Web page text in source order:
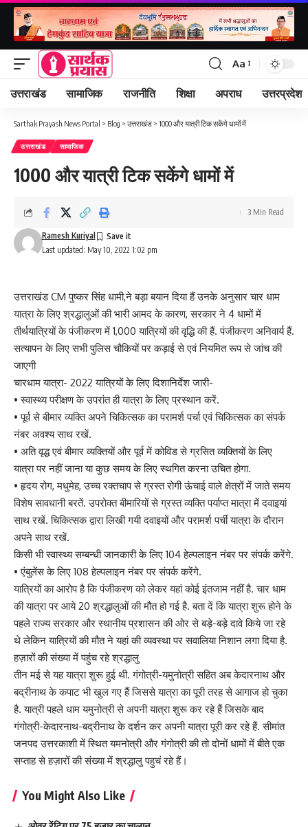
Font
Resizer
Aa
उत्तराखंड सामाजिक राजनीति शिक्षा अपराध उत्तरप्रदेश
Sarthak Prayash News Portal > Blog > उत्तराखंड > 1000 और यात्री टिक सकेंगे धामों में
उत्तराखंड सामाजिक
1000 और यात्री टिक सकेंगे धामों में
Last updated: May 10, 2022 1:02 pm
Ramesh Kuriyal
3 Min Read
उत्तराखंड CM पुष्कर सिंह धामी,ने बड़ा बयान दिया हैं उनके अनुसार चार धाम
यात्रा के लिए श्रद्धालुओं की भारी आमद के कारण, सरकार ने 4 धामों में
तीर्थयात्रियों के पंजीकरण में 1,000 यात्रियों की वृद्धि की हैं. पंजीकरण अनिवार्य हैं.
सत्यापन के लिए सभी पुलिस चौकियों पर कड़ाई से एवं नियमित रूप से जांच की
जाएगी
चारधाम यात्रा- 2022 यात्रियों के लिए दिशानिर्देश जारी-
• स्वास्थ्य परीक्षण के उपरांत ही यात्रा के लिए प्रस्थान करें.
• पूर्व से बीमार व्यक्ति अपने चिकित्सक का परामर्श पर्चा एवं चिकित्सक का संपर्क
नंबर अवश्य साथ रखें.
• अति वृद्ध एवं बीमार व्यक्तियों और पूर्व में कोविड से ग्रसित व्यक्तियों के लिए
यात्रा पर नहीं जाना या कुछ समय के लिए स्थगित करना उचित होगा.
• हृदय रोग, मधुमेह, उच्च रक्तचाप से ग्रस्त रोगी ऊंचाई वाले क्षेत्रों में जाते समय
विशेष सावधानी बरतें. उपरोक्त बीमारियों से ग्रस्त व्यक्ति पर्याप्त मात्रा में दवाइयां
साथ रखें. चिकित्सक द्वारा लिखी गयी दवाइयों और परामर्श पर्ची यात्रा के दौरान
अपने साथ रखें.
किसी भी स्वास्थ्य सम्बन्धी जानकारी के लिए 104 हेल्पलाइन नंबर पर संपर्क करेंगे.
• एंबुलेंस के लिए 108 हेल्पलाइन नंबर पर संपर्क करेंगे.
यात्रियों का आरोप है कि पंजीकरण को लेकर यहां कोई इंतजाम नहीं है. चार धाम
की यात्रा पर आये 20 श्रद्धालुओं की मौत हो गई है. बता दें कि यात्रा शुरू होने के
पहले राज्य सरकार और स्थानीय प्रशासन की ओर से बड़े-बड़े दावे किये जा रहे
थे लेकिन यात्रियों की मौत ने यहां की व्यवस्था पर सवालिया निशान लगा दिया है.
हज़ारों की संख्या में पहुंच रहे श्रद्धालु
तीन मई से यह यात्रा शुरू हुई थी. गंगोत्री-यमुनोत्री सहित अब केदारनाथ और
बद्रीनाथ के कपाट भी खुल गए हैं जिससे यात्रा का पूरी तरह से आगाज हो चुका
है. यात्री पहले धाम यमुनोत्री से अपनी यात्रा शुरू कर रहे हैं जिसके बाद
गंगोत्री-केदारनाथ-बद्रीनाथ के दर्शन कर अपनी यात्रा पूरी कर रहे हैं. सीमांत
जनपद उत्तरकाशी में स्थित यमनोत्री और गंगोत्री की तो दोनों धामों में बीते एक
सप्ताह से हज़ारों की संख्या में श्रद्धालु पहुचं रहे हैं।
You Might Also Like